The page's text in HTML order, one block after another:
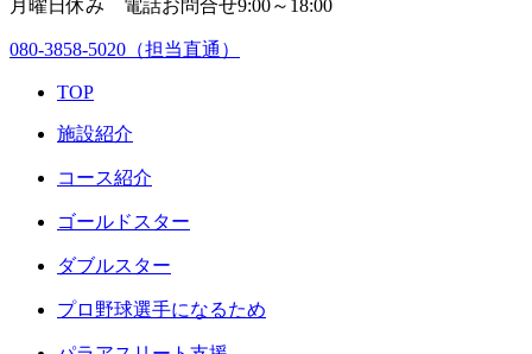
月曜日休み 電話お問合せ9:00～18:00
080-3858-5020 （担当直通）
TOP
施設紹介
コース紹介
ゴールドスター
ダブルスター
プロ野球選手になるため